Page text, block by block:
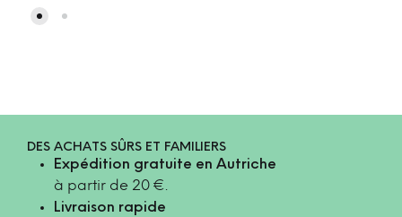
DES ACHATS SÛRS ET FAMILIERS
Expédition gratuite en Autriche
à partir de 20 €.
Livraison rapide